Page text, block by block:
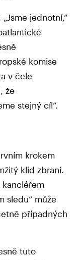
jednotní,“
komise
v čele
že
stejný cíl“.
krokem
klid zbraní.
sledu“ může
případných
tuto